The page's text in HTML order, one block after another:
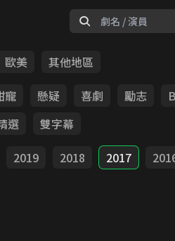
歐美
其他地區
寵 懸疑 喜劇 勵志
選
雙字幕
2019 2018 2017